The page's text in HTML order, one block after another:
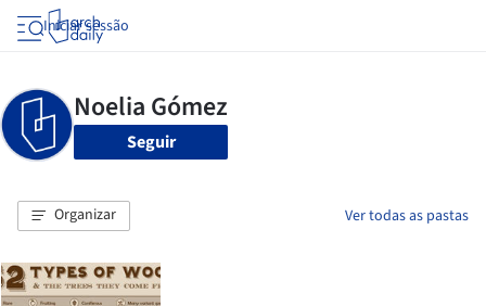
Iniciar sessão
Seguir
Organizar Ver todas as pastas